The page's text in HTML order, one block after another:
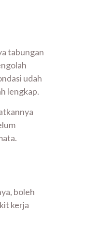
tabungan
udah
lengkap.
boleh
kerja